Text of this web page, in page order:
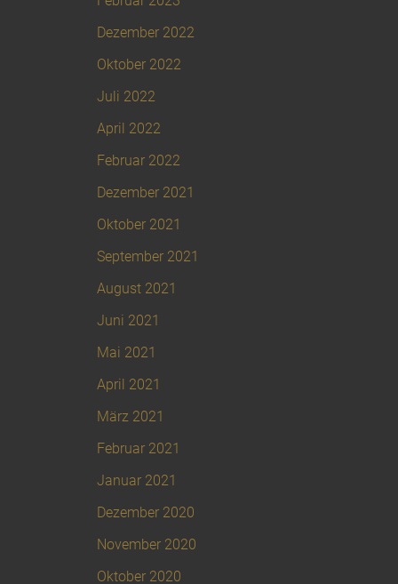
Dezember 2022
Oktober 2022
Juli 2022
April 2022
Februar 2022
Dezember 2021
Oktober 2021
September 2021
August 2021
Juni 2021
Mai 2021
April 2021
März 2021
Februar 2021
Januar 2021
Dezember 2020
November 2020
Oktober 2020